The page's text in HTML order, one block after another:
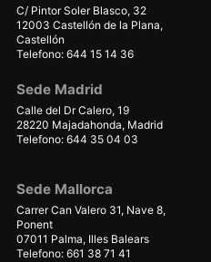
C/ Pintor Soler Blasco, 32
12003 Castellón de la Plana,
Castellón
Telefono: 644 15 14 36
Sede Madrid
Calle del Dr Calero, 19
28220 Majadahonda, Madrid
Telefono: 644 35 04 03
Sede Mallorca
Carrer Can Valero 31, Nave 8,
Ponent
07011 Palma, Illes Balears
Telefono: 661 38 71 41